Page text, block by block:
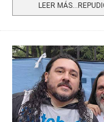
LEER